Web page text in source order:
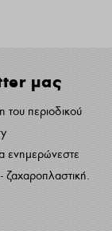
μας
περιοδικού
ενημερώνεστε
ζαχαροπλαστική.